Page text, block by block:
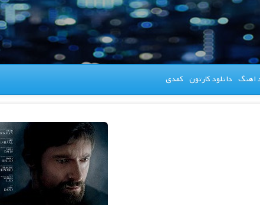
اهنگ دانلود کارتون کمدی